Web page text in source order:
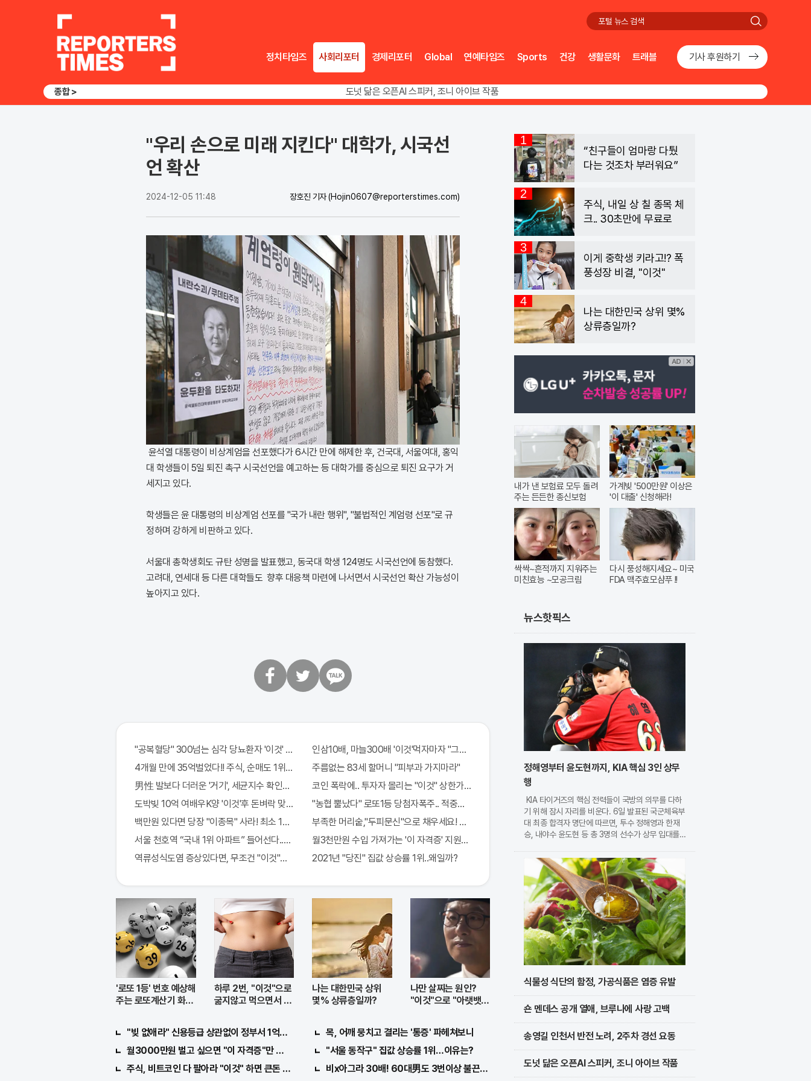
검
정치타임즈
사회리포터 경제리포터 Global 연예타임즈 Sports 건강 생활문화 트래블 기사 후원하기
종합 >
도넛 닮은 오픈AI 스피커, 조니 아이브 작품
아파트 방에서 들린 쉭쉭 소리‥코브라였다
"우리 손으로 미래 지킨다" 대학가, 시국선
언 확산
2024-12-05 11:48 장호진 기자 (Hojin0607@reporterstimes.com)
윤석열 대통령이 비상계엄을 선포했다가 6시간 만에 해제한 후, 건국대, 서울여대, 홍익
대 학생들이 5일 퇴진 촉구 시국선언을 예고하는 등 대학가를 중심으로 퇴진 요구가 거
세지고 있다.
학생들은 윤 대통령의 비상계엄 선포를 "국가 내란 행위", "불법적인 계엄령 선포"로 규
정하며 강하게 비판하고 있다.
서울대 총학생회도 규탄 성명을 발표했고, 동국대 학생 124명도 시국선언에 동참했다.
고려대, 연세대 등 다른 대학들도 향후 대응책 마련에 나서면서 시국선언 확산 가능성이
높아지고 있다.
북
톡
"공복혈당" 300넘는 심각 당뇨환자 '이것' 먹자마자..바로
4개월 만에 35억벌었다!! 주식, 순매도 1위종목..."충격"
男性 발보다 더러운 '거기', 세균지수 확인해보니..충격!
도박빚 10억 여배우K양 '이것'후 돈벼락 맞아..
백만원 있다면 당장 "이종목" 사라! 최소 1000배 이상 증가...충격!!
서울 천호역 “국내 1위 아파트” 들어선다..충격!
역류성식도염 증상있다면, 무조건 "이것"의심하세요. 간단치료법 나왔다!
인삼10배, 마늘300배 '이것'먹자마자 "그곳" 땅땅해져..헉!
주름없는 83세 할머니 "피부과 가지마라"
코인 폭락에.. 투자자 몰리는 "이것" 상한가 포착해! 미리 투자..
"농협 뿔났다" 로또1등 당첨자폭주.. 적중률87%
부족한 머리숱,"두피문신"으로 채우세요! 글로웰의원 의)96837
월3천만원 수입 가져가는 '이 자격증' 지원자 몰려!
2021년 "당진" 집값 상승률 1위..왜일까?
'로또 1등' 번호 예상해
주는 로또계산기 화
하루 2번, "이것"으로
굶지않고 먹으면서 빼
나는 대한민국 상위
몇% 상류층일까?
나만 살찌는 원인?
"이것"으로 "아랫뱃
"빚 없애라" 신용등급 상관없이 정부서 1억지원!
월3000만원 벌고 싶으면 "이 자격증"만 따면 된다.
주식, 비트코인 다 팔아라 "이것" 하면 큰돈 번다!
목, 어깨 뭉치고 결리는 '통증' 파헤쳐보니
"서울 동작구" 집값 상승률 1위…이유는?
비x아그라 30배! 60대男도 3번이상 불끈불끈!
1
“친구들이 엄마랑 다퉜
다는 것조차 부러워요”
2
주식, 내일 상 칠 종목 체
크.. 30초만에 무료로
3
이게 중학생 키라고!? 폭
풍성장 비결, "이것"
4
나는 대한민국 상위 몇%
상류층일까?
내가 낸 보험료 모두 돌려
주는 든든한 종신보험
가계빚 '500만원' 이상은
'이 대출' 신청해라!
싹싹~흔적까지 지워주는
미친효능 ~모공크림
다시 풍성해지세요~ 미국
FDA 맥주효모샴푸 !!
뉴스핫픽스
정해영부터 윤도현까지, KIA 핵심 3인 상무
행
KIA 타이거즈의 핵심 전력들이 국방의 의무를 다하
기 위해 잠시 자리를 비운다. 6일 발표된 국군체육부
대 최종 합격자 명단에 따르면, 투수 정해영과 한재
승, 내야수 윤도현 등 총 3명의 선수가 상무 입대를
가 지원하며 높은 경쟁률을 보였으나, 최종적으로 구
식물성 식단의 함정, 가공식품은 염증 유발
숀 멘데스 공개 열애, 브루나에 사랑 고백
송영길 인천서 반전 노려, 2주차 경선 요동
도넛 닮은 오픈AI 스피커, 조니 아이브 작품